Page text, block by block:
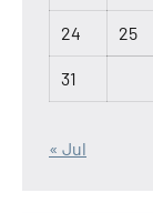
24 25
31
« Jul